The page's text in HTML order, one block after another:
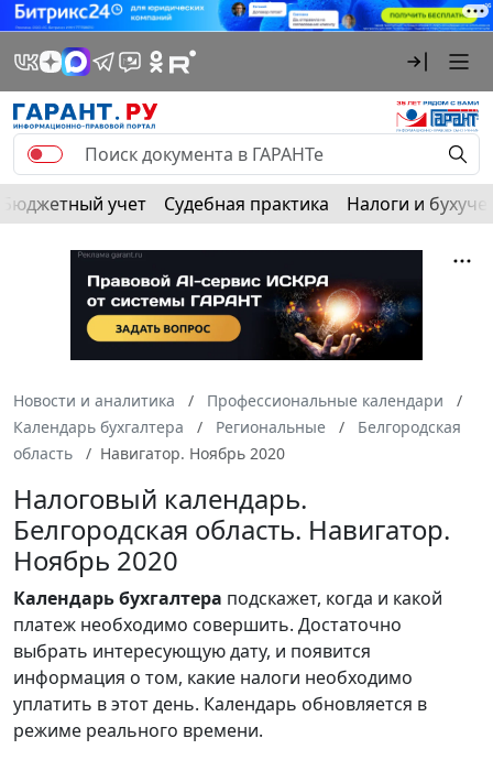
Бюджетный учет Судебная практика Налоги и
Новости и аналитика
Профессиональные календари
Календарь бухгалтера
Региональные
Белгородская
область
Навигатор. Ноябрь 2020
Налоговый календарь.
Белгородская область. Навигатор.
Ноябрь 2020
Календарьбухгалтера подскажет, когда и какой
платеж необходимо совершить. Достаточно
выбрать интересующую дату, и появится
информация о том, какие налоги необходимо
уплатить в этот день. Календарь обновляется в
режиме реального времени.